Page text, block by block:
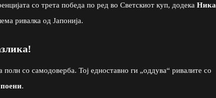
со трета победа по ред во Светскиот куп, додека Ника
ривалка од Јапонија.
со самодоверба. Тој едноставно ги „оддува“ ривалите со
.